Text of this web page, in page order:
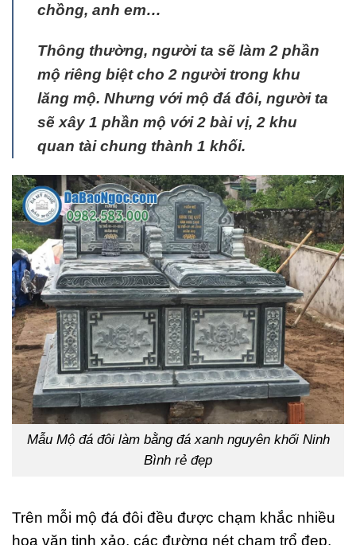
chồng, anh em…
Thông thường, người ta sẽ làm 2 phần
mộ riêng biệt cho 2 người trong khu
lăng mộ. Nhưng với mộ đá đôi, người ta
sẽ xây 1 phần mộ với 2 bài vị, 2 khu
quan tài chung thành 1 khối.
Mẫu Mộ đá đôi làm bằng đá xanh nguyên khối Ninh
Bình rẻ đẹp
Trên mỗi mộ đá đôi đều được chạm khắc nhiều
hoa văn tinh xảo, các đường nét chạm trổ đẹp,